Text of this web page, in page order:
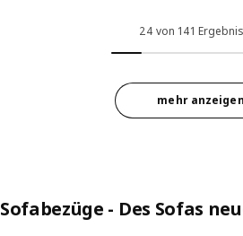
VIMLE, Bezug Armlehne, Lejde rot/
VIMLE, Bezug Armlehne, Hillared
24 von 141
mehr anzeigen
Sofabezüge - Des Sofas